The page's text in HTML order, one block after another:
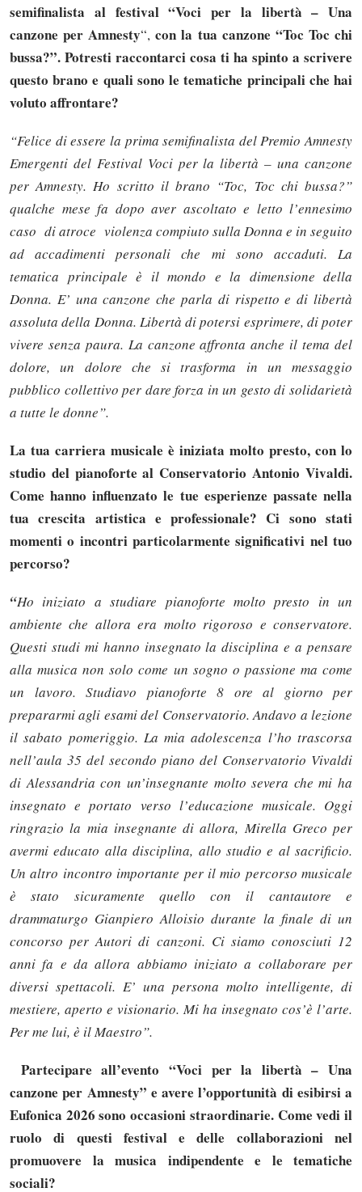
semifinalista al festival “Voci per la libertà – Una
canzone per Amnesty“,con la tua canzone “Toc Toc chi
bussa?”. Potresti raccontarci cosa ti ha spinto a scrivere
questo brano e quali sono le tematiche principali che hai
voluto affrontare?
“Felice di essere la prima semifinalista del Premio Amnesty
Emergenti del Festival Voci per la libertà – una canzone
per Amnesty. Ho scritto il brano “Toc, Toc chi bussa?”
qualche mese fa dopo aver ascoltato e letto l’ennesimo
caso di atroce violenza compiuto sulla Donna e in seguito
ad accadimenti personali che mi sono accaduti. La
tematica principale è il mondo e la dimensione della
Donna. E’ una canzone che parla di rispetto e di libertà
assoluta della Donna. Libertà di potersi esprimere, di poter
vivere senza paura. La canzone affronta anche il tema del
dolore, un dolore che si trasforma in un messaggio
pubblico collettivo per dare forza in un gesto di solidarietà
a tutte le donne”.
La tua carriera musicale è iniziata molto presto, con lo
studio del pianoforte al Conservatorio Antonio Vivaldi.
Come hanno influenzato le tue esperienze passate nella
tua crescita artistica e professionale? Ci sono stati
momenti o incontri particolarmente significativi nel tuo
percorso?
“Ho iniziato a studiare pianoforte molto presto in un
ambiente che allora era molto rigoroso e conservatore.
Questi studi mi hanno insegnato la disciplina e a pensare
alla musica non solo come un sogno o passione ma come
un lavoro. Studiavo pianoforte 8 ore al giorno per
prepararmi agli esami del Conservatorio. Andavo a lezione
il sabato pomeriggio. La mia adolescenza l’ho trascorsa
nell’aula 35 del secondo piano del Conservatorio Vivaldi
di Alessandria con un’insegnante molto severa che mi ha
insegnato e portato verso l’educazione musicale. Oggi
ringrazio la mia insegnante di allora, Mirella Greco per
avermi educato alla disciplina, allo studio e al sacrificio.
Un altro incontro importante per il mio percorso musicale
è stato sicuramente quello con il cantautore e
drammaturgo Gianpiero Alloisio durante la finale di un
concorso per Autori di canzoni. Ci siamo conosciuti 12
anni fa e da allora abbiamo iniziato a collaborare per
diversi spettacoli. E’ una persona molto intelligente, di
mestiere, aperto e visionario. Mi ha insegnato cos’è l’arte.
Per me lui, è il Maestro”.
Partecipare all’evento “Voci per la libertà – Una
canzone per Amnesty” e avere l’opportunità di esibirsi a
Eufonica 2026 sono occasioni straordinarie. Come vedi il
ruolo di questi festival e delle collaborazioni nel
promuovere la musica indipendente e le tematiche
sociali?